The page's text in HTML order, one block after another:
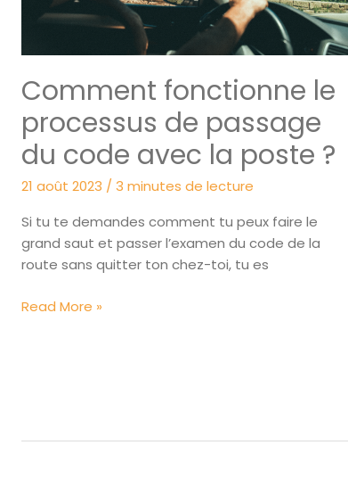
auto-
à
Comment fonctionne le
processus de passage
du code avec la poste ?
21 août 2023 / 3 minutes de lecture
Si tu te demandes comment tu peux faire le
grand saut et passer l’examen du code de la
route sans quitter ton chez-toi, tu es
Comment
Read More »